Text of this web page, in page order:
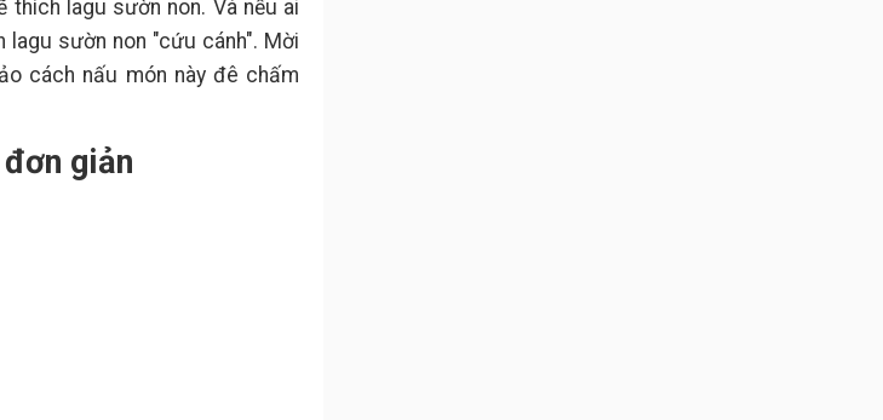
lagu sườn non. Và nếu ai
sườn non "cứu cánh". Mời
cách nấu món này đê chấm
giản